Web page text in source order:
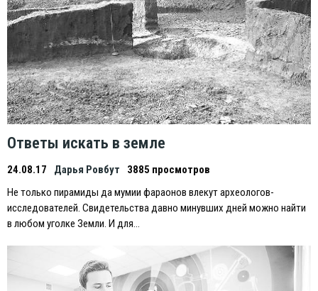
Ответы искать в земле
24.08.17 Дарья Ровбут
3885 просмотров
Не только пирамиды да мумии фараонов влекут археологов-
исследователей. Свидетельства давно минувших дней можно найти
в любом уголке Земли. И для…